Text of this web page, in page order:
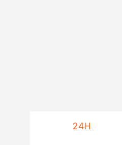
24H